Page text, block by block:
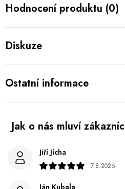
Hodnocení produktu (0)
Diskuze
Ostatní informace
Jiří Jícha
7.8.2026
Ján Kubala